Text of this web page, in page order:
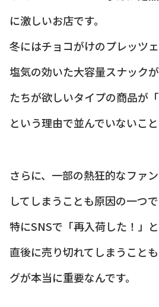
に激しいお店です。
冬にはチョコがけのプレッツ
塩気の効いた大容量スナック
たちが欲しいタイプの商品が
という理由で並んでいないこと
さらに、一部の熱狂的なファ
してしまうことも原因の一つで
特にSNSで「再入荷した！」
直後に売り切れてしまうこと
グが本当に重要なんです。